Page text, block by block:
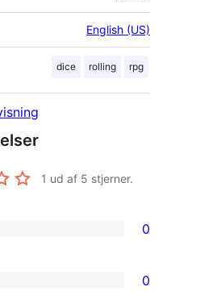
English (US)
dice rolling rpg
1 ud af 5 stjerner.
0
0